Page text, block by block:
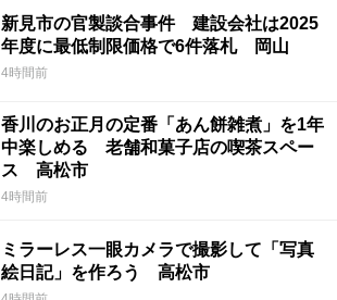
新見市の官製談合事件 建設会社は2025
年度に最低制限価格で6件落札 岡山
4時間前
香川のお正月の定番「あん餅雑煮」を1年
中楽しめる 老舗和菓子店の喫茶スペー
ス 高松市
4時間前
ミラーレス一眼カメラで撮影して「写真
絵日記」を作ろう 高松市